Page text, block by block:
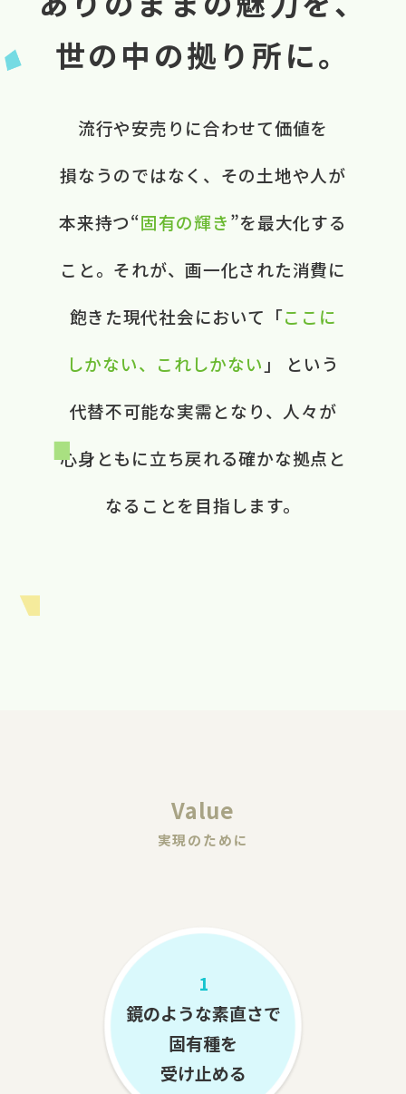
世の中の拠り所に。
流行や​安売りに​合わせて​価値を​
損なうのではなく、​ ​その​土地や​人が​
本来​持つ“固有の​輝き”を​最大化する​
こと。​ それが、​画一化された​消費に​
飽きた​現代社会に​おいて​ ​「ここに​
しかない、​これしかない 」 と​いう​
代替不可能な​実需と​なり、​ 人々が​
心身ともに​立ち戻れる​ 確かな​拠点と​
なる​ことを​目指します。​
Value
実現のために
1
鏡のような素直さで
固有種を
受け止める